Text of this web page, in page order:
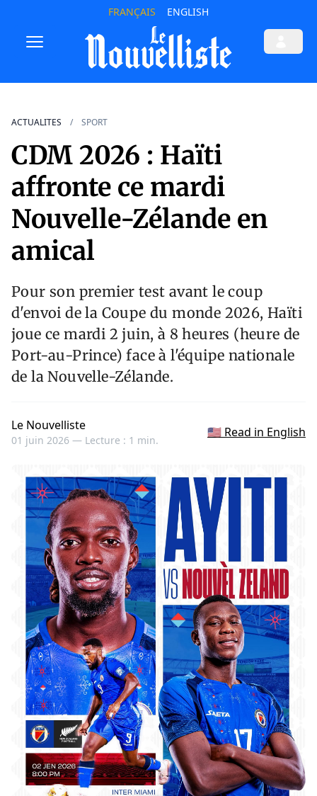
FRANÇAIS ENGLISH
ACTUALITES SPORT
CDM 2026 : Haïti
affronte ce mardi
Nouvelle-Zélande en
amical
Pour son premier test avant le coup
d'envoi de la Coupe du monde 2026, Haïti
joue ce mardi 2 juin, à 8 heures (heure de
Port-au-Prince) face à l'équipe nationale
de la Nouvelle-Zélande.
Le Nouvelliste
01 juin 2026 — Lecture : 1 min.
🇺🇸 Read in English